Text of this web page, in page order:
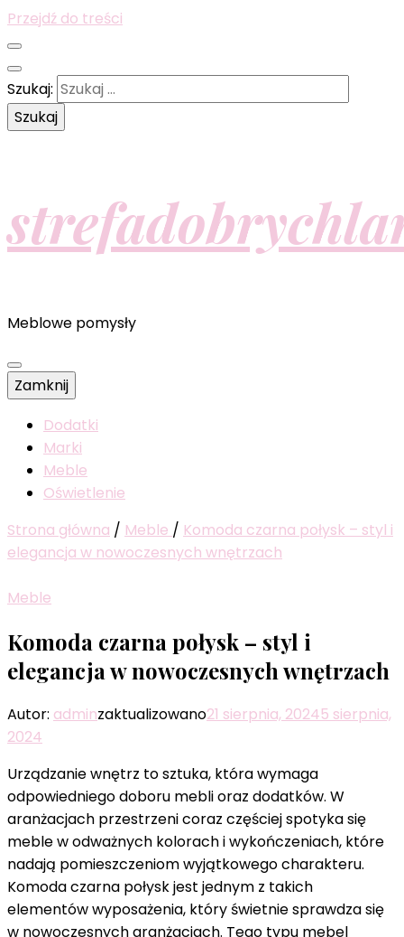
Przejdź do treści
Szukaj:
Meblowe pomysły
Zamknij
Dodatki
Marki
Meble
Oświetlenie
Strona główna / Meble / Komoda czarna połysk – styl i
elegancja w nowoczesnych wnętrzach
Meble
Komoda czarna połysk – styl i
elegancja w nowoczesnych wnętrzach
Autor: adminzaktualizowano21 sierpnia, 20245 sierpnia,
2024
Urządzanie wnętrz to sztuka, która wymaga
odpowiedniego doboru mebli oraz dodatków. W
aranżacjach przestrzeni coraz częściej spotyka się
meble w odważnych kolorach i wykończeniach, które
nadają pomieszczeniom wyjątkowego charakteru.
Komoda czarna połysk jest jednym z takich
elementów wyposażenia, który świetnie sprawdza się
w nowoczesnych aranżacjach. Tego typu mebel